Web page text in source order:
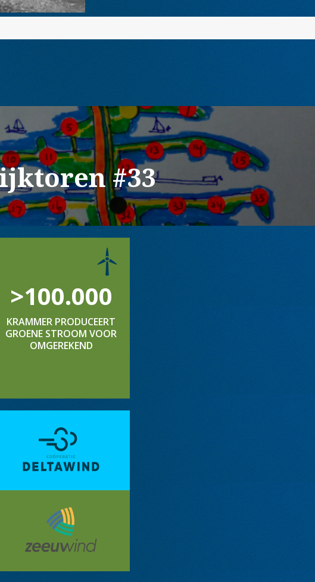
#33
>100.000
KRAMMER PRODUCEERT
GROENE STROOM VOOR
OMGEREKEND